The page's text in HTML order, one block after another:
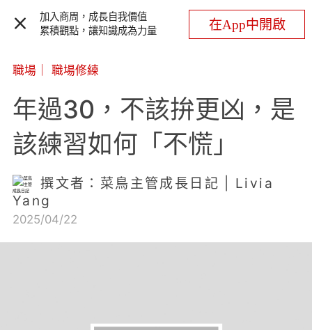
加入商周，成長自我價值
累積觀點，讓知識成為力量
在App中開啟
職場 職場修練
年過30，不該拚更凶，是
該練習如何「不慌」
撰文者：菜鳥主管成長日記 | Livia
Yang
2025/04/22